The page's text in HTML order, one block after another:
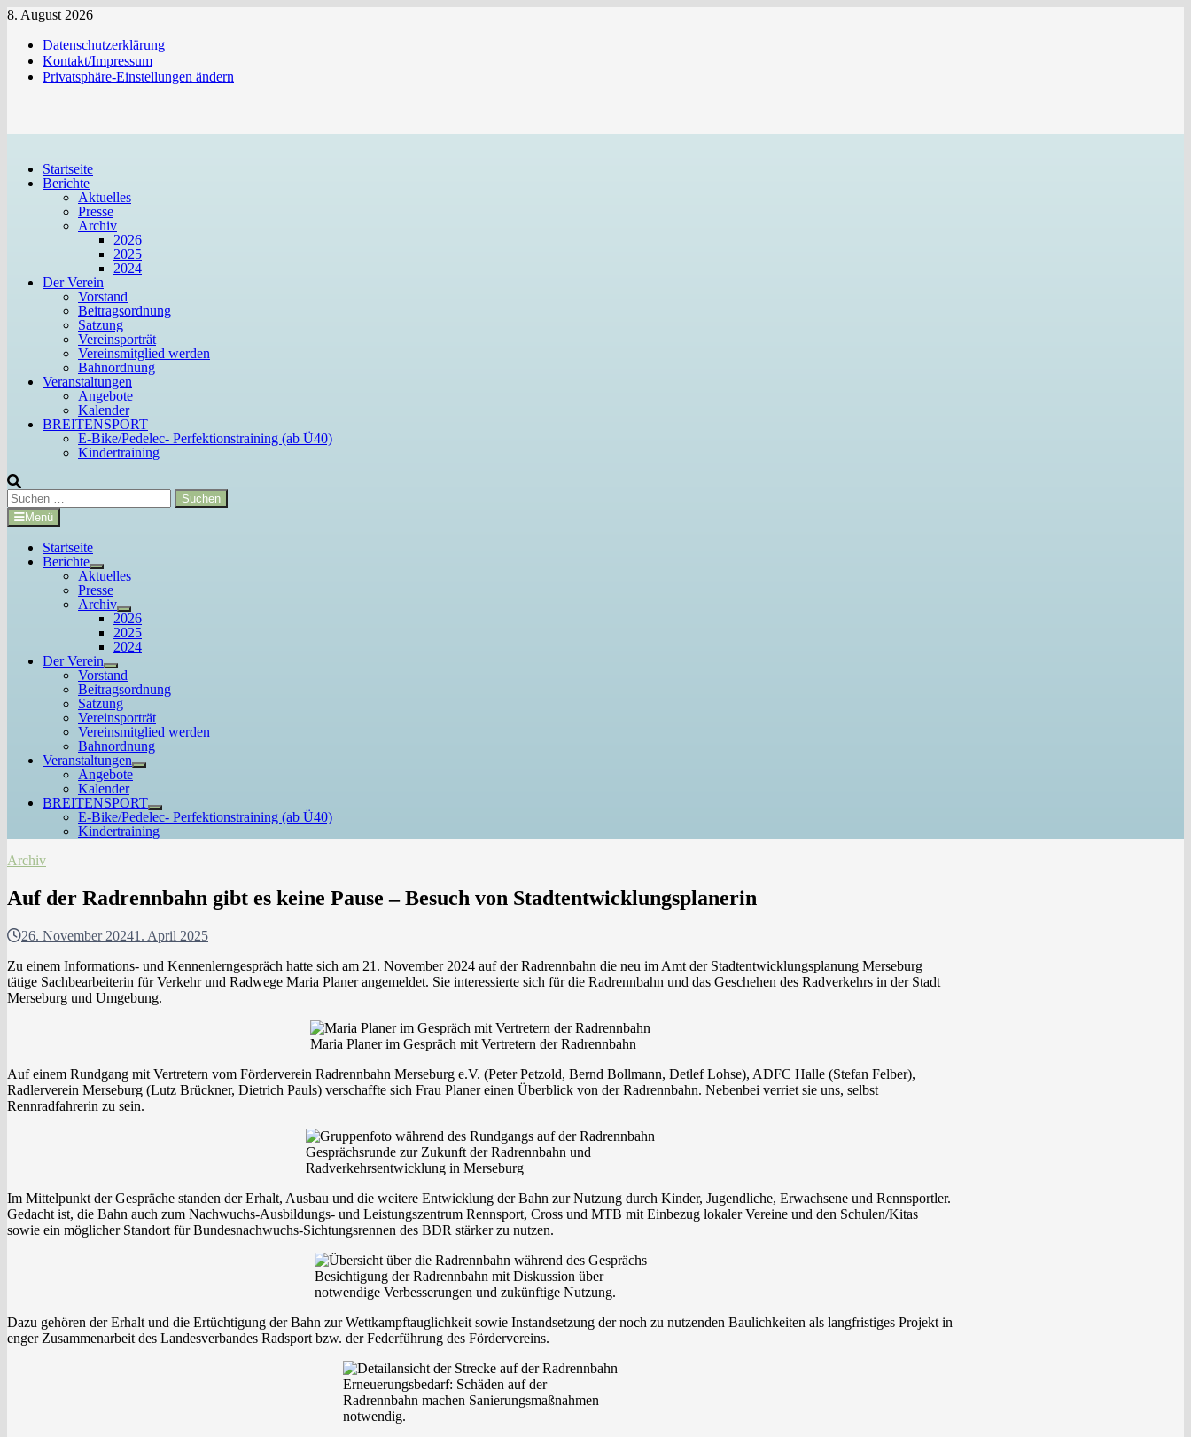
Zum
springen
8. August 2026
Datenschutzerklärung
Kontakt/Impressum
Privatsphäre-Einstellungen ändern
Startseite
Berichte
Aktuelles
Presse
Archiv
2026
2025
2024
Der Verein
Vorstand
Beitragsordnung
Satzung
Vereinsporträt
Vereinsmitglied werden
Bahnordnung
Veranstaltungen
Angebote
Kalender
BREITENSPORT
E-Bike/Pedelec- Perfektionstraining (ab Ü40)
Kindertraining
Suchen
nach:
Menü
Startseite
Berichte
Untermenü
anzeigen
Aktuelles
Presse
Archiv
Untermenü
anzeigen
2026
2025
2024
Der Verein
Untermenü
anzeigen
Vorstand
Beitragsordnung
Satzung
Vereinsporträt
Vereinsmitglied werden
Bahnordnung
Veranstaltungen
Untermenü
Angebote
Kalender
BREITENSPORT
Untermenü
anzeigen
E-Bike/Pedelec- Perfektionstraining (ab Ü40)
Kindertraining
Archiv
Auf der Radrennbahn gibt es keine Pause – Besuch von Stadtentwicklungsplanerin
26. November 20241. April 2025
Zu einem Informations- und Kennenlerngespräch hatte sich am 21. November 2024 auf der Radrennbahn die neu im Amt der Stadtentwicklungsplanung Merseburg
tätige Sachbearbeiterin für Verkehr und Radwege Maria Planer angemeldet. Sie interessierte sich für die Radrennbahn und das Geschehen des Radverkehrs in der Stadt
Merseburg und Umgebung.
Maria Planer im Gespräch mit Vertretern der Radrennbahn
Auf einem Rundgang mit Vertretern vom Förderverein Radrennbahn Merseburg e.V. (Peter Petzold, Bernd Bollmann, Detlef Lohse), ADFC Halle (Stefan Felber),
Radlerverein Merseburg (Lutz Brückner, Dietrich Pauls) verschaffte sich Frau Planer einen Überblick von der Radrennbahn. Nebenbei verriet sie uns, selbst
Rennradfahrerin zu sein.
Gesprächsrunde zur Zukunft der Radrennbahn und
Radverkehrsentwicklung in Merseburg
Im Mittelpunkt der Gespräche standen der Erhalt, Ausbau und die weitere Entwicklung der Bahn zur Nutzung durch Kinder, Jugendliche, Erwachsene und Rennsportler.
Gedacht ist, die Bahn auch zum Nachwuchs-Ausbildungs- und Leistungszentrum Rennsport, Cross und MTB mit Einbezug lokaler Vereine und den Schulen/Kitas
sowie ein möglicher Standort für Bundesnachwuchs-Sichtungsrennen des BDR stärker zu nutzen.
Besichtigung der Radrennbahn mit Diskussion über
notwendige Verbesserungen und zukünftige Nutzung.
Dazu gehören der Erhalt und die Ertüchtigung der Bahn zur Wettkampftauglichkeit sowie Instandsetzung der noch zu nutzenden Baulichkeiten als langfristiges Projekt in
enger Zusammenarbeit des Landesverbandes Radsport bzw. der Federführung des Fördervereins.
Erneuerungsbedarf: Schäden auf der
Radrennbahn machen Sanierungsmaßnahmen
notwendig.